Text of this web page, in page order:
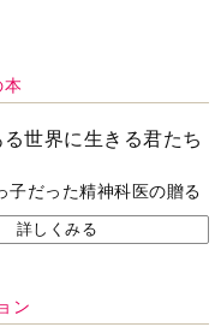
本
世界に生きる君たち
子だった精神科医の贈る
詳しくみる
ン